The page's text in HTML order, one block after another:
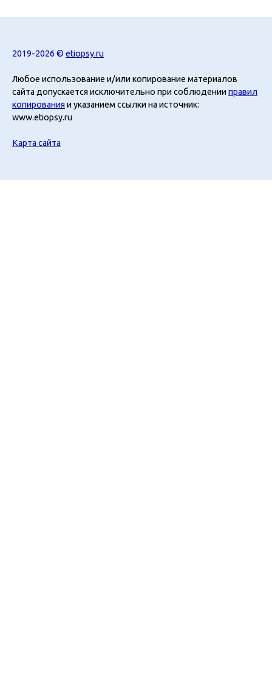
2019-2026 © etiopsy.ru
Любое использование и/или копирование материалов
сайта допускается исключительно при соблюденииправил
копирования и указанием ссылки на источник:
www.etiopsy.ru
Карта сайта